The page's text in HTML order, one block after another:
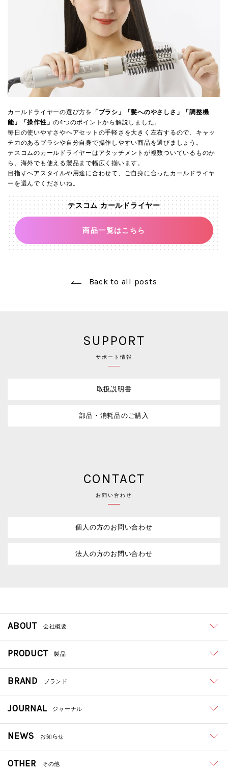
カールドライヤーの選び方を
「ブラシ」「髪へのやさしさ」「調整機
能」「操作性」の4つのポイントから解説しました。
毎日の使いやすさやヘアセットの手軽さを大きく左右するので、キャッ
チ力のあるブラシや自分自身で操作しやすい商品を選びましょう。
テスコムのカールドライヤーはアタッチメントが複数ついているものか
ら、海外でも使える製品まで幅広く揃います。
目指すヘアスタイルや用途に合わせて、ご自身に合ったカールドライヤ
ーを選んでくださいね。
テスコム カールドライヤー
商品一覧はこちら
Back to all posts
SUPPORT
サポート情報
取扱説明書
部品・消耗品のご購入
CONTACT
お問い合わせ
個人の方のお問い合わせ
法人の方のお問い合わせ
ABOUT 会社概要
PRODUCT 製品
BRAND ブランド
JOURNAL ジャーナル
NEWS お知らせ
OTHER その他